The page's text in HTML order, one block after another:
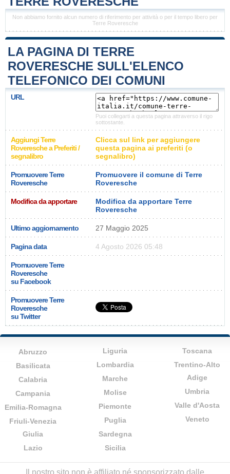
Non abbiamo fornito alcun numero di riferimento per attività o per il tempo libero per
Terre Roveresche
LA PAGINA DI TERRE
ROVERESCHE SULL'ELENCO
TELEFONICO DEI COMUNI
URL
Puoi collegarti a questa pagina attraverso il rigo
sottostante.
Aggiungi Terre
Roveresche a Preferiti /
segnalibro
Clicca sul link per aggiungere
questa pagina ai preferiti (o
segnalibro)
Promuovere Terre
Roveresche
Promuovere il comune di Terre
Roveresche
Modifica da apportare
Modifica da apportare Terre
Roveresche
Ultimo aggiornamento 27 Maggio 2025
Pagina data 4 Agosto 2026 05:48
Promuovere Terre
Roveresche
su Facebook
Promuovere Terre
Roveresche
su Twitter
Abruzzo
Basilicata
Calabria
Campania
Emilia-Romagna
Friuli-Venezia
Giulia
Lazio
Liguria
Lombardia
Marche
Molise
Piemonte
Puglia
Sardegna
Sicilia
Toscana
Trentino-Alto
Adige
Umbria
Valle d'Aosta
Veneto
Il nostro sito non è affiliato né sponsorizzato dalle